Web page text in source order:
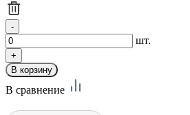
шт.
В сравнение